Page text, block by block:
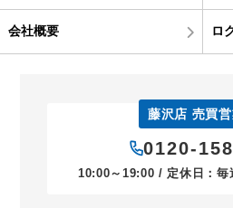
会社概要 ロ
藤沢店 売買
0120-
10:00～19:00 / 定休日：毎